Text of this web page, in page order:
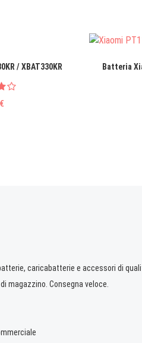
/ XBAT330KR Batteria
caricabatterie e accessori di
magazzino. Consegna veloce.